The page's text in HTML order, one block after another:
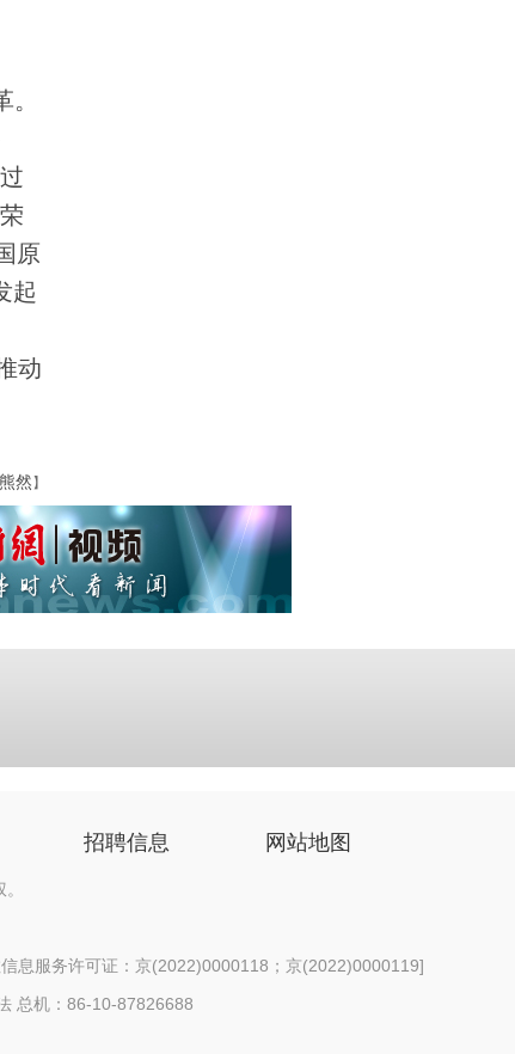
原
起
动
然 】
招聘信息 网站地图
息服务许可证：京(2022)0000118；京(2022)0000119]
总机：86-10-87826688